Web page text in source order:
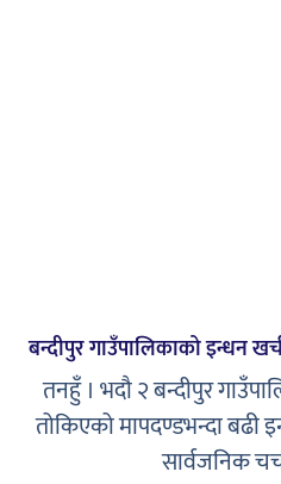
बन्दीपुर गाउँपालिकाको इन्धन
तनहुँ । भदौ २ बन्दीपुर
तोकिएको मापदण्डभन्दा बढी
सार्वजनिक